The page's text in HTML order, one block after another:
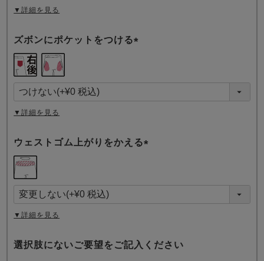
▼詳細を見る
ズボンにポケットをつける
須
)
▼詳細を見る
ウェストゴム上がりをかえる
須
)
▼詳細を見る
選択肢にないご要望をご記入ください